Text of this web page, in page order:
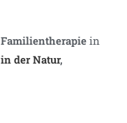
Familientherapie in
in der Natur,